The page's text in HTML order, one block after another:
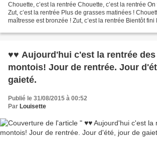
Chouette, c’est la rentrée Chouette, c’est la rentrée
Zut, c’est la rentrée Plus de grasses matinées !
maîtresse est bronzée ! Zut, c’est la rentrée Bientôt fini
♥♥ Aujourd'hui c'est la rentrée des enfants
montois! Jour de rentrée. Jour
gaieté.
Publié le 31/08/2015 à 00:52
Par Louisette